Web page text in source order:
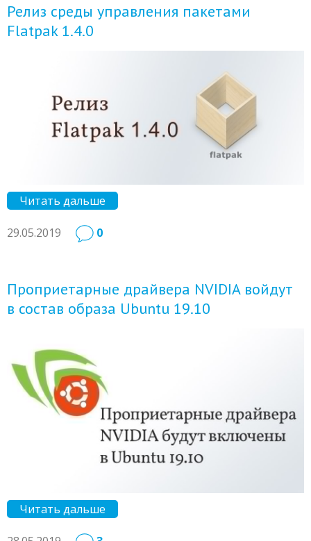
Релиз среды управления пакетами
Flatpak 1.4.0
Читать дальше
29.05.2019 0
Проприетарные драйвера NVIDIA войдут
в состав образа Ubuntu 19.10
Читать дальше